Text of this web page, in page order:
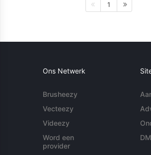
1
Ons Netwerk
Brusheezy
Vecteezy
Videezy
Word een
provider